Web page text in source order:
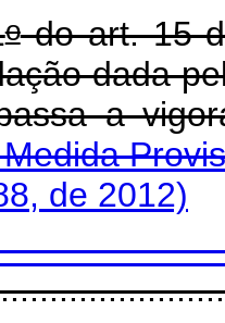
odo art. 15
dada
passa a
de 2012)